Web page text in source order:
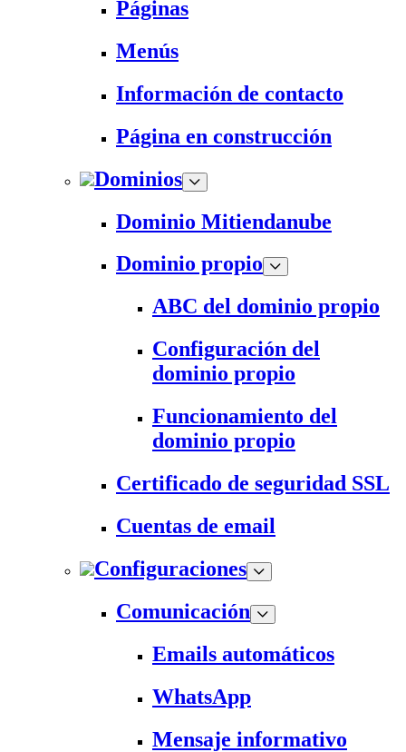
Páginas
Menús
Información de contacto
Página en construcción
Dominios
Dominio Mitiendanube
Dominio propio
ABC del dominio propio
Configuración del
dominio propio
Funcionamiento del
dominio propio
Certificado de seguridad SSL
Cuentas de email
Configuraciones
Comunicación
Emails automáticos
WhatsApp
Mensaje informativo